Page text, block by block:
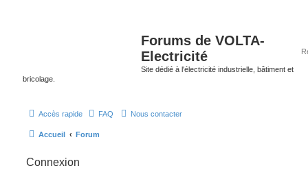
Forums de VOLTA-
Electricité
Site dédié à l'électricité industrielle, bâtiment et
bricolage.
Accès rapide FAQ Nous contacter
Accueil Forum
Connexion